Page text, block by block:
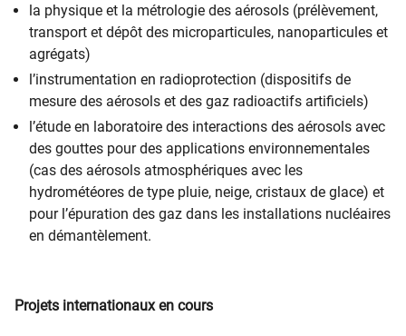
la physique et la métrologie des aérosols (prélèvement,
transport et dépôt des microparticules, nanoparticules et
agrégats)
l’instrumentation en radioprotection (dispositifs de
mesure des aérosols et des gaz radioactifs artificiels)
l’étude en laboratoire des interactions des aérosols avec
des gouttes pour des applications environnementales
(cas des aérosols atmosphériques avec les
hydrométéores de type pluie, neige, cristaux de glace) et
pour l’épuration des gaz dans les installations nucléaires
en démantèlement.
Projets internationaux en cours